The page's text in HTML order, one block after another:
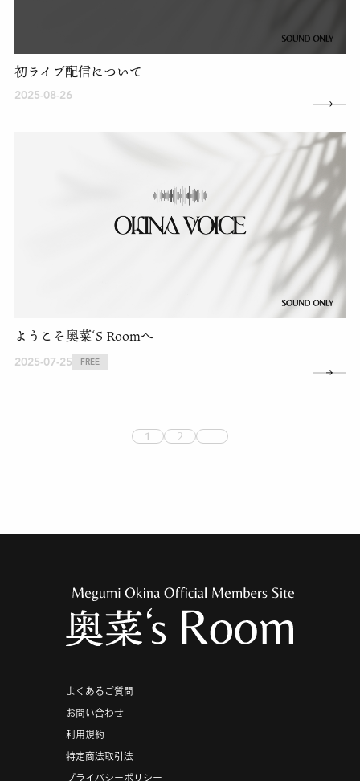
初ライブ配信について
2025-08-26
ようこそ奥菜‘S Roomへ
2025-07-25 FREE
1 2
よくあるご質問
お問い合わせ
利用規約
特定商法取引法
プライバシーポリシー